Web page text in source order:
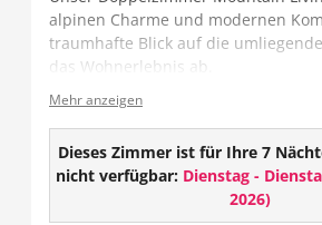
alpinen Charme und modernen
traumhafte Blick auf die
das Wohnerlebnis ab.
Das Zimmer verfügt entweder über
geschlossenes Badezimmer und
getrenntes WC.
Ausstattung:
Mehr anzeigen
Dieses Zimmer ist für Ihre 7
nicht verfügbar: Dienstag -
2026)